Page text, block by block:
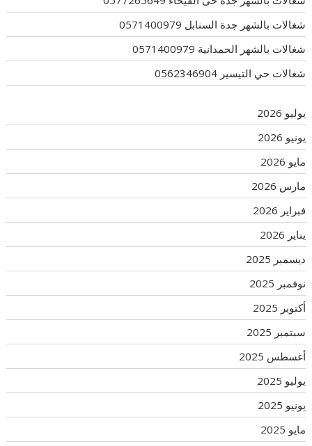
شغالات بالشهر جدة السنابل 0571400979
شغالات بالشهر الحمدانية 0571400979
شغالات حي التيسير 0562346904
يوليو 2026
يونيو 2026
مايو 2026
مارس 2026
فبراير 2026
يناير 2026
ديسمبر 2025
نوفمبر 2025
أكتوبر 2025
سبتمبر 2025
أغسطس 2025
يوليو 2025
يونيو 2025
مايو 2025